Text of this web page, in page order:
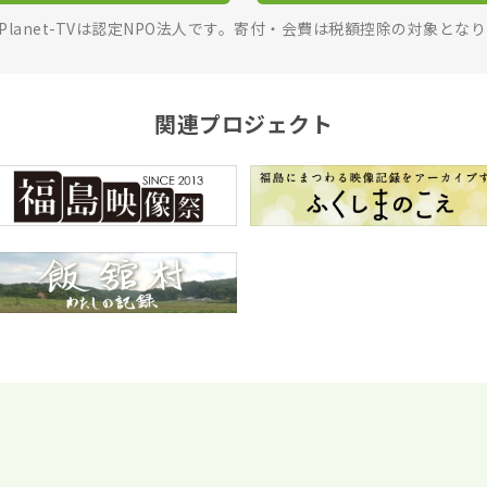
TVは認定NPO法人です。寄付・会費は税額控除の対象とな
関連プロジェクト